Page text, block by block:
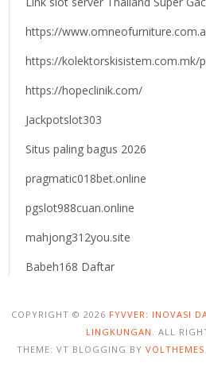
https://
https://kolektorskisistem.com.mk/
https://hopeclinik.com/
Jackpotslot303
Situs paling bagus 2026
pragmatic018bet.online
pgslot988cuan.online
mahjong312you.site
Babeh168 Daftar
COPYRIGHT © 2026 FYVVER: INOVASI
LINGKUNGAN . ALL
THEME: VT BLOGGING BY VOLTHEMES